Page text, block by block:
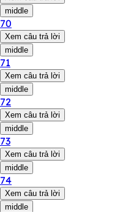
middle
70
Xem câu trả lời
middle
71
Xem câu trả lời
middle
72
Xem câu trả lời
middle
73
Xem câu trả lời
middle
74
Xem câu trả lời
middle